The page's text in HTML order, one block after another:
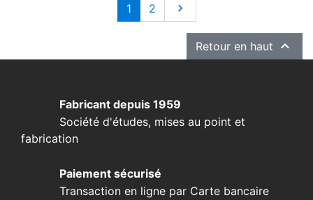
1 2 Suivant

Retour en haut 
Fabricant depuis 1959
Société d'études, mises au point et
fabrication
Paiement sécurisé
Transaction en ligne par Carte bancaire